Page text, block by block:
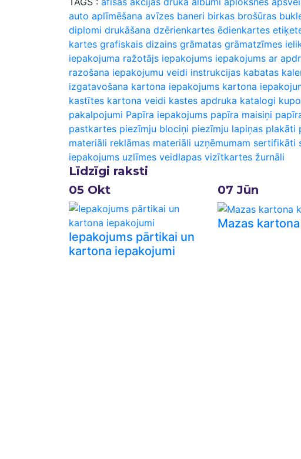
auto aplīmēšana avīzes baneri birkas brošūras
diplomi drukāšana dzērienkartes ēdienkartes
kartes grafiskais dizains grāmatas grāmatzīmes
iepakojuma ražotājs iepakojums iepakojums ar
razošana iepakojumu veidi instrukcijas kabatas
izgatavošana kartona iepakojums kartona
kastītes kartona veidi kastes apdruka katalogi
pakalpojumi Papīra iepakojums papīra maisiņi
pastkartes piezīmju blociņi piezīmju lapiņas plakāti
materiāli reklāmas materiāli uzņēmumam sertifikāti
iepakojums uzlīmes veidlapas vizītkartes žurnāli
Līdzīgi raksti
05 Okt
Iepakojums pārtikai un
kartona iepakojumi
07Jūn
Mazas